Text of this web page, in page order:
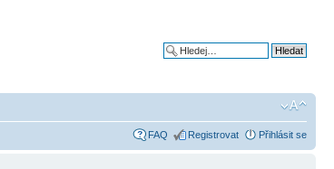
FAQ Registrovat Přihlásit se